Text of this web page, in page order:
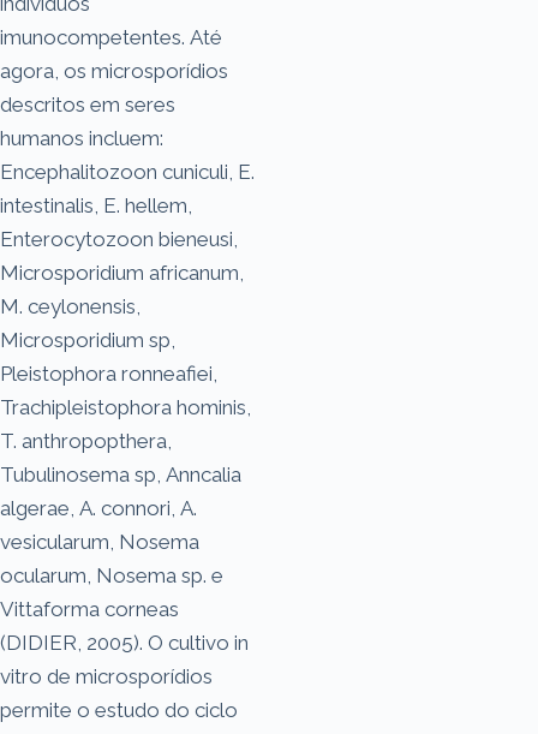
imunocompetentes. Até
agora, os microsporídios
descritos em seres
humanos incluem:
Encephalitozoon cuniculi, E.
intestinalis, E. hellem,
Enterocytozoon bieneusi,
Microsporidium africanum,
M. ceylonensis,
Microsporidium sp,
Pleistophora ronneafiei,
Trachipleistophora hominis,
T. anthropopthera,
Tubulinosema sp, Anncalia
algerae, A. connori, A.
vesicularum, Nosema
ocularum, Nosema sp. e
Vittaforma corneas
(DIDIER, 2005). O cultivo in
vitro de microsporídios
permite o estudo do ciclo